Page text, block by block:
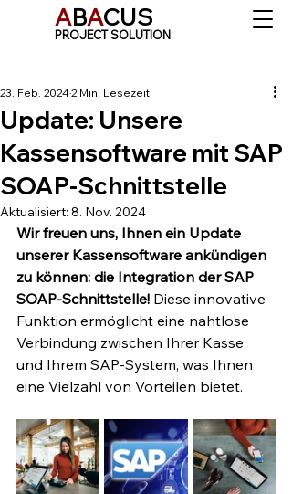
ABACUS
PROJECT SOLUTION
Update: Unsere
Kassensoftware mit SAP
SOAP-Schnittstelle
23. Feb. 20242 Min. Lesezeit
Aktualisiert: 8. Nov. 2024
Wir freuen uns, Ihnen ein Update
unserer Kassensoftware ankündigen
zu können: die Integration der SAP
SOAP-Schnittstelle! Diese innovative
Funktion ermöglicht eine nahtlose
Verbindung zwischen Ihrer Kasse
und Ihrem SAP-System, was Ihnen
eine Vielzahl von Vorteilen bietet.